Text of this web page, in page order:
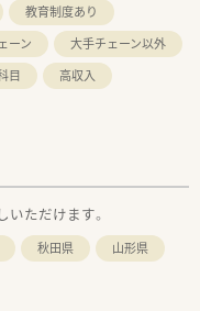
教育制度あり
ーン
大手チェーン以外
目
高収入
ただけます。
秋田県
山形県